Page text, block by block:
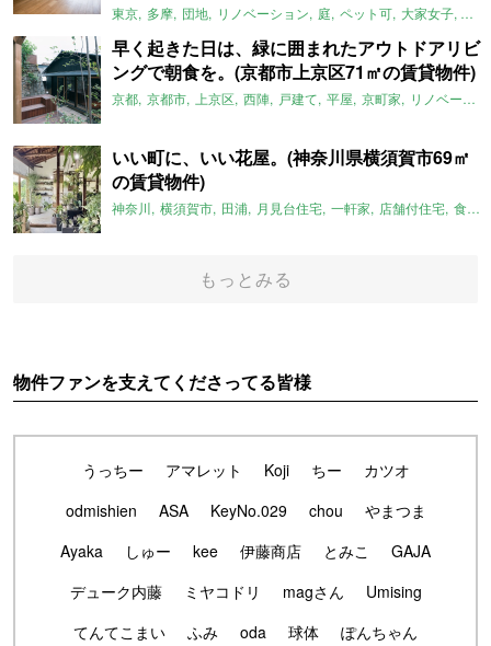
東京 多摩 団地 リノベーション 庭 ペット可 大家女子 団
早く起きた日は、緑に囲まれたアウトドアリビ
ングで朝食を。(京都市上京区71㎡の賃貸物件)
京都 京都市 上京区 西陣 戸建て 平屋 京町家 リノベーション
いい町に、いい花屋。(神奈川県横須賀市69㎡
の賃貸物件)
神奈川 横須賀市 田浦 月見台住宅 一軒家 店舗付住宅 食住近接
もっとみる
物件ファンを支えてくださってる皆様
うっちー アマレット Koji ちー
カツオ
odmishien
ASA KeyNo.029 chou
やまつま
Ayaka
しゅー kee 伊藤商店 とみこ
GAJA
デューク内藤
ミヤコドリ magさん
Umising
てんてこまい
ふみ oda 球体
ぽんちゃん